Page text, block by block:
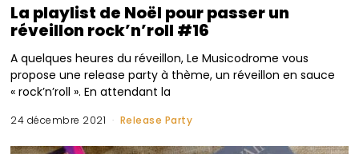
La playlist de Noël pour passer un
réveillon rock’n’roll #16
A quelques heures du réveillon, Le Musicodrome vous
propose une release party à thème, un réveillon en sauce
« rock’n’roll ». En attendant la
24 décembre 2021 Release Party